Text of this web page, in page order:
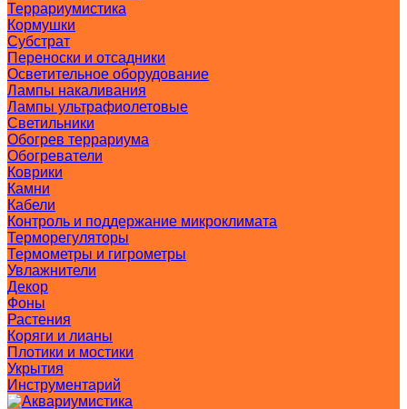
Террариумистика
Кормушки
Субстрат
Переноски и отсадники
Осветительное оборудование
Лампы накаливания
Лампы ультрафиолетовые
Светильники
Обогрев террариума
Обогреватели
Коврики
Камни
Кабели
Контроль и поддержание микроклимата
Терморегуляторы
Термометры и гигрометры
Увлажнители
Декор
Фоны
Растения
Коряги и лианы
Плотики и мостики
Укрытия
Инструментарий